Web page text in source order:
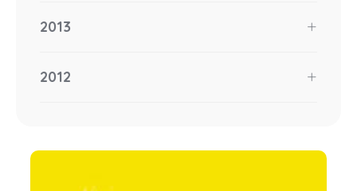
2013
2012